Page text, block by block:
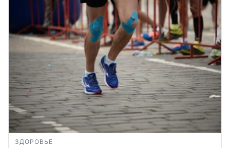
ЗДОРОВЬЕ